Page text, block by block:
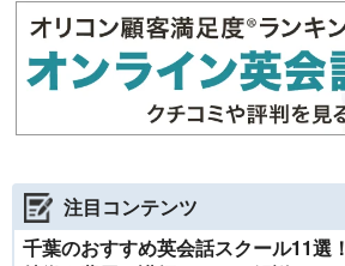
注目コンテンツ
千葉のおすすめ英会話スクール11選！